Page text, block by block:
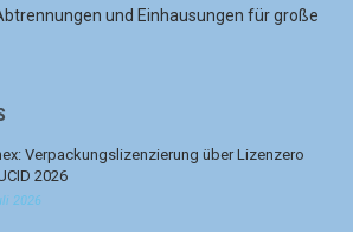
und Einhausungen für große
Verpackungslizenzierung über Lizenzero
2026
2026